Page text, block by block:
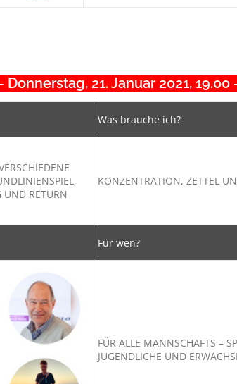
Donnerstag, 21. Januar 2021, 19.00
Was brauche ich?
UND RETURN
KONZENTRATION, ZETTEL
Für wen?
FÜR ALLE MANNSCHAFTS –
JUGENDLICHE UND